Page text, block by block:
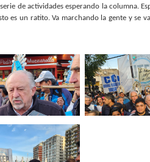
de actividades esperando la columna.
es un ratito. Va marchando la gente y se